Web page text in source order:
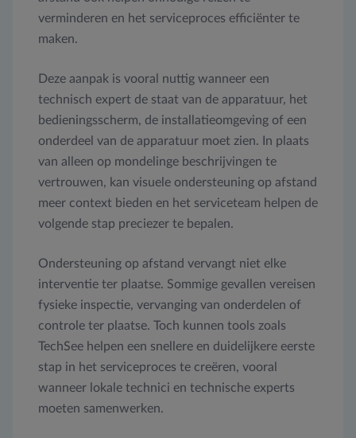
verminderen en het serviceproces efficiënter te
maken.
Deze aanpak is vooral nuttig wanneer een
technisch expert de staat van de apparatuur, het
bedieningsscherm, de installatieomgeving of een
onderdeel van de apparatuur moet zien. In plaats
van alleen op mondelinge beschrijvingen te
vertrouwen, kan visuele ondersteuning op afstand
meer context bieden en het serviceteam helpen de
volgende stap preciezer te bepalen.
Ondersteuning op afstand vervangt niet elke
interventie ter plaatse. Sommige gevallen vereisen
fysieke inspectie, vervanging van onderdelen of
controle ter plaatse. Toch kunnen tools zoals
TechSee helpen een snellere en duidelijkere eerste
stap in het serviceproces te creëren, vooral
wanneer lokale technici en technische experts
moeten samenwerken.